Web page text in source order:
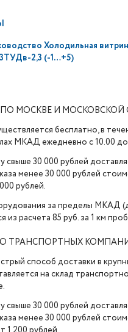
Холодильная
2,3 (-1…+5)
МОСКВЕ И МОСКОВСКОЙ
бесплатно, в
МКАД ежедневно с 10.00 до
свыше 30 000 рублей
менее 30 000 рублей
рублей.
за пределы МКАД
из расчета 85 руб. за 1 км
ТРАНСПОРТНЫХ
способ доставки в
на склад
свыше 30 000 рублей
менее 30 000 рублей